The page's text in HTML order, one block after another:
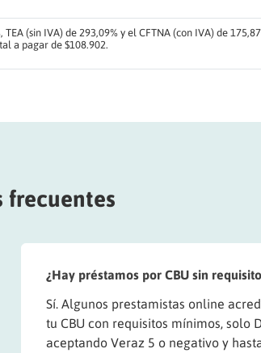
(sin IVA) de 293,09% y el CFTNA (con IVA) de
a pagar de $108.902.
frecuentes
¿Hay préstamos por CBU sin
Sí. Algunos prestamistas online
tu CBU con requisitos mínimos, solo
aceptando Veraz 5 o negativo y